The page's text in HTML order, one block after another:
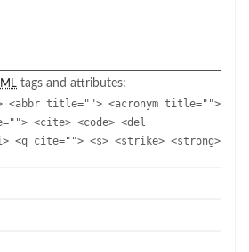
tags and attributes:
title=""> <acronym title="">
<cite> <code> <del
<q cite=""> <s> <strike> <strong>